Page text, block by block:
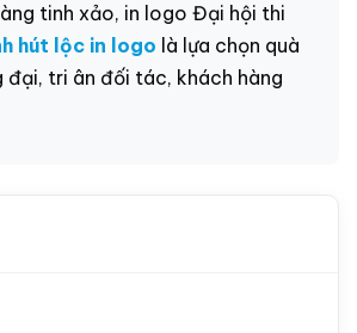
tinh xảo, in logo Đại hội thi
hút lộc in logo là lựa chọn quà
tri ân đối tác, khách hàng